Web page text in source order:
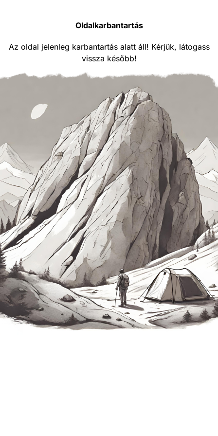
Oldalkarbantartás
Az oldal jelenleg karbantartás alatt áll! Kérjük, látogass
vissza később!